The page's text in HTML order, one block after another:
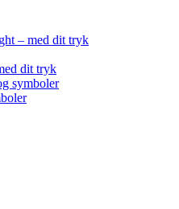
– med dit tryk
dit tryk
symboler